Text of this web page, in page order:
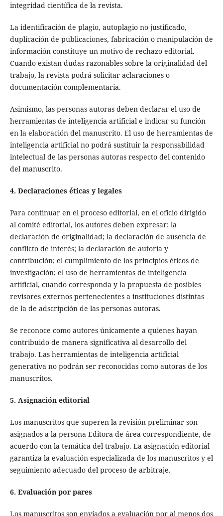
integridad científica de la revista.
La identificación de plagio, autoplagio no justificado,
duplicación de publicaciones, fabricación o manipulación de
información constituye un motivo de rechazo editorial.
Cuando existan dudas razonables sobre la originalidad del
trabajo, la revista podrá solicitar aclaraciones o
documentación complementaria.
Asimismo, las personas autoras deben declarar el uso de
herramientas de inteligencia artificial e indicar su función
en la elaboración del manuscrito. El uso de herramientas de
inteligencia artificial no podrá sustituir la responsabilidad
intelectual de las personas autoras respecto del contenido
del manuscrito.
4. Declaraciones éticas y legales
Para continuar en el proceso editorial, en el oficio dirigido
al comité editorial, los autores deben expresar: la
declaración de originalidad; la declaración de ausencia de
conflicto de interés; la declaración de autoría y
contribución; el cumplimiento de los principios éticos de
investigación; el uso de herramientas de inteligencia
artificial, cuando corresponda y la propuesta de posibles
revisores externos pertenecientes a instituciones distintas
de la de adscripción de las personas autoras.
Se reconoce como autores únicamente a quienes hayan
contribuido de manera significativa al desarrollo del
trabajo. Las herramientas de inteligencia artificial
generativa no podrán ser reconocidas como autoras de los
manuscritos.
5. Asignación editorial
Los manuscritos que superen la revisión preliminar son
asignados a la persona Editora de área correspondiente, de
acuerdo con la temática del trabajo. La asignación editorial
garantiza la evaluación especializada de los manuscritos y el
seguimiento adecuado del proceso de arbitraje.
6. Evaluación por pares
Los manuscritos son enviados a evaluación por al menos dos